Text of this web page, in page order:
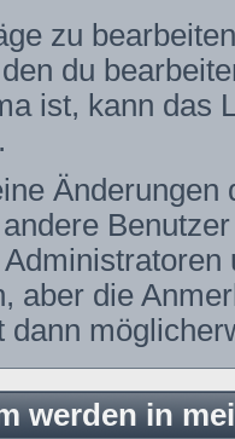
zu
du
ist, kann das
aber die
dann
werden in